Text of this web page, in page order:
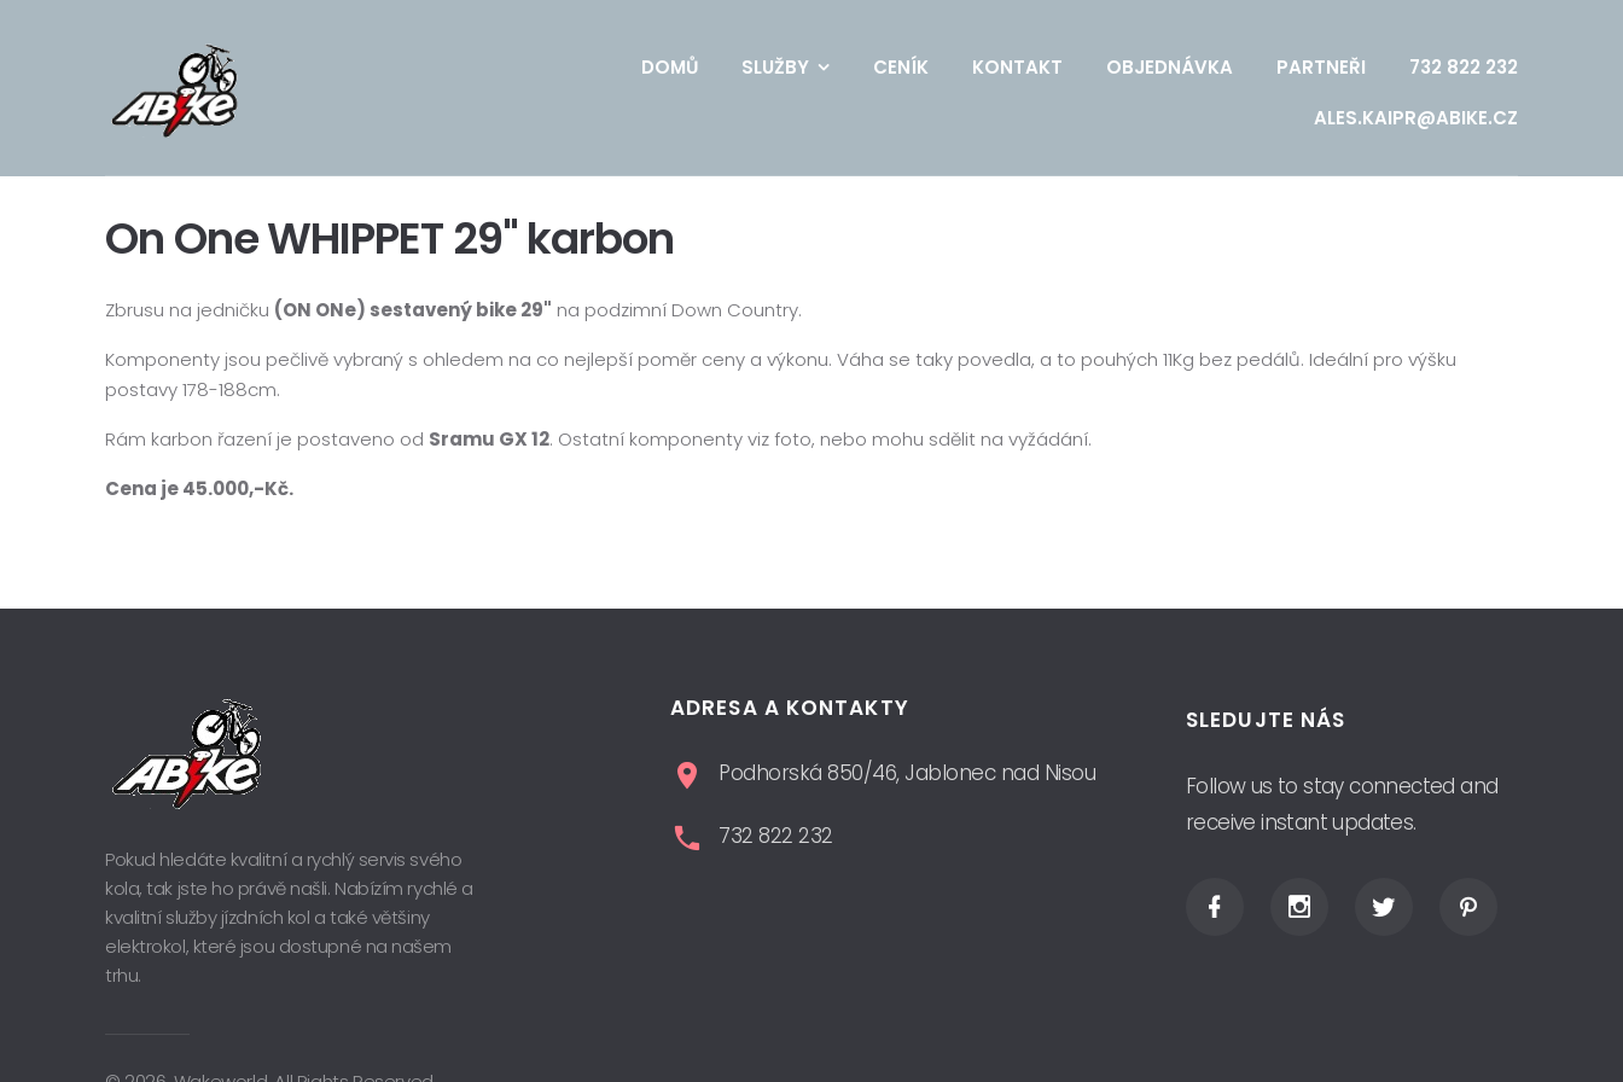
DOMŮ SLUŽBY CENÍK KONTAKT OBJEDNÁVKA PARTNEŘI
732 822 232
ALES.KAIPR@ABIKE.CZ
On One WHIPPET 29" karbon
Zbrusu na jedničku (ON ONe) sestavený bike 29" na podzimní Down Country.
Komponenty jsou pečlivě vybraný s ohledem na co nejlepší poměr ceny a výkonu. Váha se taky povedla, a to pouhých 11Kg bez pedálů. Ideální pro výšku
postavy 178-188cm.
Rám karbon řazení je postaveno od Sramu GX 12. Ostatní komponenty viz foto, nebo mohu sdělit na vyžádání.
Cena je 45.000,-Kč.
Pokud hledáte kvalitní a rychlý servis svého
kola, tak jste ho právě našli. Nabízím rychlé a
kvalitní služby jízdních kol a také většiny
elektrokol, které jsou dostupné na našem
trhu.
ADRESA A KONTAKTY
Podhorská 850/46, Jablonec nad Nisou
732 822 232
SLEDUJTE NÁS
Follow us to stay connected and
receive instant updates.